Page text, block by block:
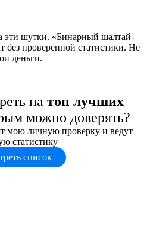
эти шутки. «Бинарный шалтай-
без проверенной статистики. Не
деньги.
на топ лучших
можно доверять?
мою личную проверку и ведут
статистику
список